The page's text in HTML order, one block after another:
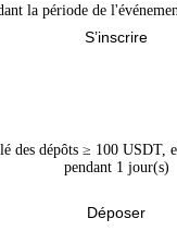
la période de
S’inscrire
des dépôts ≥ 100 USDT,
pendant 1 jour(s)
Déposer